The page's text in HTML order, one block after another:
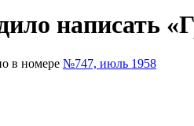
написать
в номере №747, июль 1958